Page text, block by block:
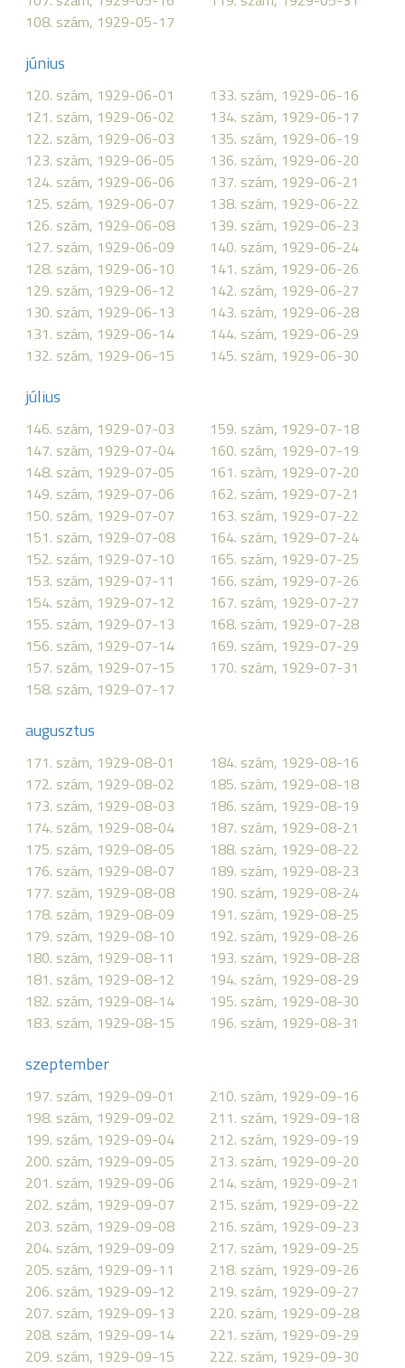
108. szám, 1929-05-17
június
120. szám, 1929-06-01
121. szám, 1929-06-02
122. szám, 1929-06-03
123. szám, 1929-06-05
124. szám, 1929-06-06
125. szám, 1929-06-07
126. szám, 1929-06-08
127. szám, 1929-06-09
128. szám, 1929-06-10
129. szám, 1929-06-12
130. szám, 1929-06-13
131. szám, 1929-06-14
132. szám, 1929-06-15
133. szám, 1929-06-16
134. szám, 1929-06-17
135. szám, 1929-06-19
136. szám, 1929-06-20
137. szám, 1929-06-21
138. szám, 1929-06-22
139. szám, 1929-06-23
140. szám, 1929-06-24
141. szám, 1929-06-26
142. szám, 1929-06-27
143. szám, 1929-06-28
144. szám, 1929-06-29
145. szám, 1929-06-30
július
146. szám, 1929-07-03
147. szám, 1929-07-04
148. szám, 1929-07-05
149. szám, 1929-07-06
150. szám, 1929-07-07
151. szám, 1929-07-08
152. szám, 1929-07-10
153. szám, 1929-07-11
154. szám, 1929-07-12
155. szám, 1929-07-13
156. szám, 1929-07-14
157. szám, 1929-07-15
158. szám, 1929-07-17
159. szám, 1929-07-18
160. szám, 1929-07-19
161. szám, 1929-07-20
162. szám, 1929-07-21
163. szám, 1929-07-22
164. szám, 1929-07-24
165. szám, 1929-07-25
166. szám, 1929-07-26
167. szám, 1929-07-27
168. szám, 1929-07-28
169. szám, 1929-07-29
170. szám, 1929-07-31
augusztus
171. szám, 1929-08-01
172. szám, 1929-08-02
173. szám, 1929-08-03
174. szám, 1929-08-04
175. szám, 1929-08-05
176. szám, 1929-08-07
177. szám, 1929-08-08
178. szám, 1929-08-09
179. szám, 1929-08-10
180. szám, 1929-08-11
181. szám, 1929-08-12
182. szám, 1929-08-14
183. szám, 1929-08-15
184. szám, 1929-08-16
185. szám, 1929-08-18
186. szám, 1929-08-19
187. szám, 1929-08-21
188. szám, 1929-08-22
189. szám, 1929-08-23
190. szám, 1929-08-24
191. szám, 1929-08-25
192. szám, 1929-08-26
193. szám, 1929-08-28
194. szám, 1929-08-29
195. szám, 1929-08-30
196. szám, 1929-08-31
szeptember
197. szám, 1929-09-01
198. szám, 1929-09-02
199. szám, 1929-09-04
200. szám, 1929-09-05
201. szám, 1929-09-06
202. szám, 1929-09-07
203. szám, 1929-09-08
204. szám, 1929-09-09
205. szám, 1929-09-11
206. szám, 1929-09-12
207. szám, 1929-09-13
208. szám, 1929-09-14
209. szám, 1929-09-15
210. szám, 1929-09-16
211. szám, 1929-09-18
212. szám, 1929-09-19
213. szám, 1929-09-20
214. szám, 1929-09-21
215. szám, 1929-09-22
216. szám, 1929-09-23
217. szám, 1929-09-25
218. szám, 1929-09-26
219. szám, 1929-09-27
220. szám, 1929-09-28
221. szám, 1929-09-29
222. szám, 1929-09-30